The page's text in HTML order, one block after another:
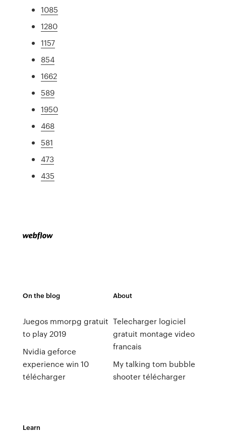
1085
1280
1157
854
1662
589
1950
468
581
473
435
On the blog
Juegos mmorpg gratuit
to play 2019
Nvidia geforce
experience win 10
télécharger
About
Telecharger logiciel
gratuit montage video
francais
My talking tom bubble
shooter télécharger
Learn